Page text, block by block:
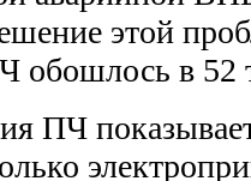
этой
обошлось в 52
ПЧ